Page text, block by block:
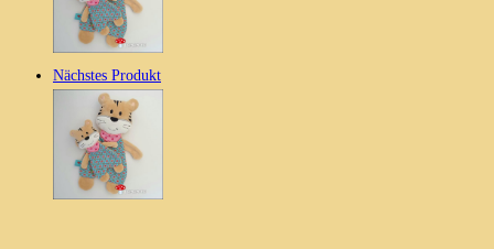
Nächstes Produkt